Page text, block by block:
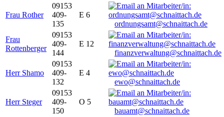
Frau Rother
09153
409-
135
E 6
ordnungsamt@schnaittach.de
Frau
Rottenberger
09153
409-
144
E 12
finanzverwaltung@schnaittach.de
Herr Shamo
09153
409-
132
E 4
ewo@schnaittach.de
Herr Steger
09153
409-
150
O 5
bauamt@schnaittach.de